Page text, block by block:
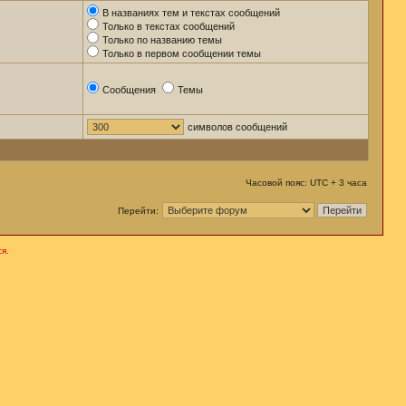
В названиях тем и текстах сообщений
Только в текстах сообщений
Только по названию темы
Только в первом сообщении темы
Сообщения Темы
символов сообщений
Часовой пояс: UTC + 3 часа
Перейти: